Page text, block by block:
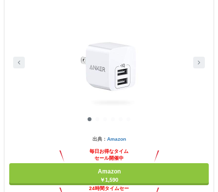
出典： Amazon
毎日お得なタイム
セール開催中
Amazon
￥1,590
24時間タイムセー